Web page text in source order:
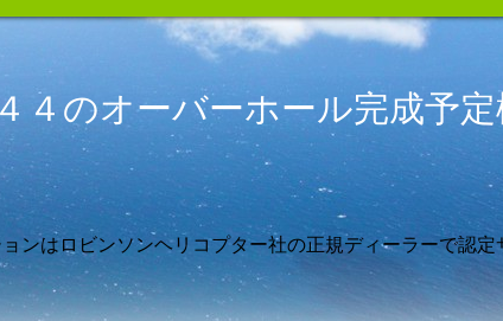
４のオーバーホール完成予定
ンはロビンソンヘリコプター社の正規ディーラーで認定